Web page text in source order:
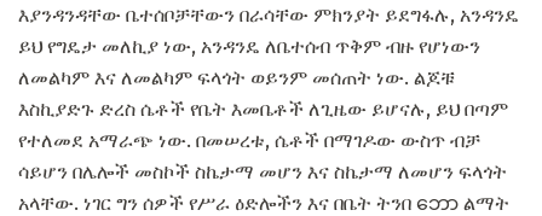
እያንዳንዳቸው ቤተሰቦቻቸውን በራሳቸው ምክንያት ይደግፋሉ, አንዳንዴ
ይህ የግዴታ መለኪያ ነው, አንዳንዴ ለቤተሰብ ጥቅም ብዙ የሆነውን
ለመልካም እና ለመልካም ፍላጎት ወይንም መሰጠት ነው. ልጆቹ
እስኪያድጉ ድረስ ሴቶች የቤት እመቤቶች ለጊዜው ይሆናሉ, ይህ በጣም
የተለመደ አማራጭ ነው. በመሠረቱ, ሴቶች በማገዶው ውስጥ ብቻ
ሳይሆን በሌሎች መስኮች ስኬታማ መሆን እና ስኬታማ ለመሆን ፍላጎት
አላቸው. ነገር ግን ሰዎች የሥራ ዕድሎችን እና በቤት ትንበ ဘော ልማት